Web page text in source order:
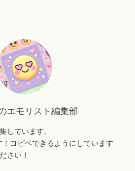
エモリスト編集部
しています。
コピペできるようにしています
さい！